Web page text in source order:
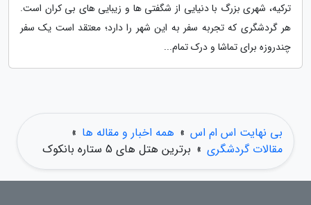
ترکیه، شهری بزرگ با دنیایی از شگفتی ها و زیبایی های بی کران است.
هر گردشگری که تجربه سفر به این شهر را دارد؛ معتقد است یک سفر
چندروزه برای تماشا و درک تمام...
بی نهایت اس ام اس » همه اخبار و مقاله ها »
مقالات گردشگری » برترین هتل های 5 ستاره بانکوک